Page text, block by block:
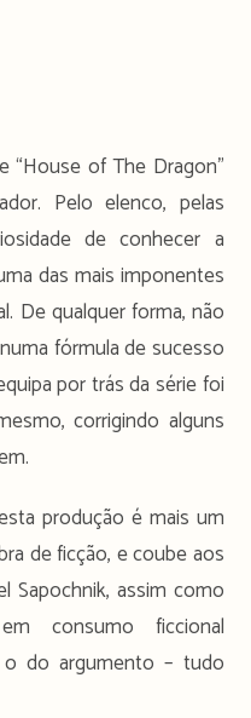
“House of The Dragon”
Pelo elenco, pelas
de conhecer a
das mais imponentes
De qualquer forma, não
fórmula de sucesso
por trás da série foi
corrigindo alguns
produção é mais um
de ficção, e coube aos
Sapochnik, assim como
consumo ficcional
do argumento – tudo